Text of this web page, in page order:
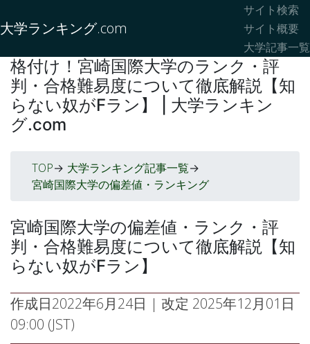
大学ランキング.com
サイト検索
サイト概要
大学記事一覧
格付け！宮崎国際大学のランク・評
判・合格難易度について徹底解説【知
らない奴がFラン】 | 大学ランキン
グ.com
TOP-> 大学ランキング記事一覧->
宮崎国際大学の偏差値・ランキング
宮崎国際大学の偏差値・ランク・評
判・合格難易度について徹底解説【知
らない奴がFラン】
作成日2022年6月24日 | 改定 2025年12月01日
09:00 (JST)